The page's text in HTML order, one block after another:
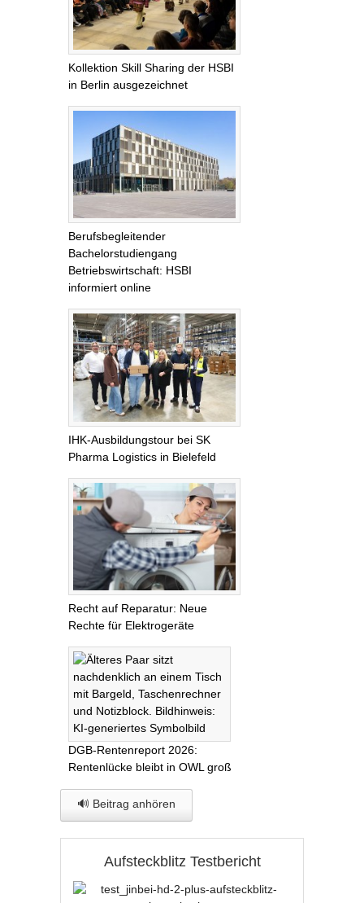
Kollektion Skill Sharing der HSBI
in Berlin ausgezeichnet
Berufsbegleitender
Bachelorstudiengang
Betriebswirtschaft: HSBI
informiert online
IHK-Ausbildungstour bei SK
Pharma Logistics in Bielefeld
Recht auf Reparatur: Neue
Rechte für Elektrogeräte
DGB-Rentenreport 2026:
Rentenlücke bleibt in OWL groß
🔊 Beitrag anhören
Aufsteckblitz Testbericht